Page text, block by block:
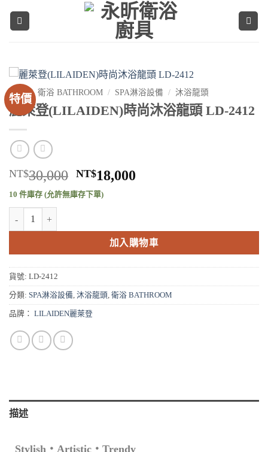
特價
首頁 / 衛浴 BATHROOM / SPA淋浴設備 / 沐浴龍頭
麗萊登(LILAIDEN)時尚沐浴龍頭 LD-2412
NT$30,000 原
始
NT$30,000。
NT$18,000
NT$18,000。
10 件庫存 (允許無庫存下單)
加入購物車
貨號: LD-2412
分類: SPA淋浴設備, 沐浴龍頭, 衛浴 BATHROOM
品牌： LILAIDEN麗萊登
描述
Stylish‧Artistic‧Trendy